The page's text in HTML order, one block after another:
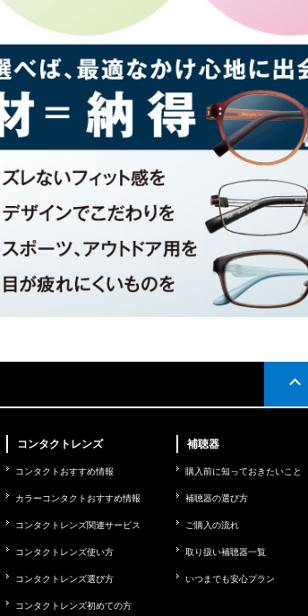
コンタクトレンズ
コンタクトおすすめ情報
カラーコンタクトおすすめ情報
コンタクトレンズ関連サービス
コンタクトレンズ使い方
コンタクトレンズ選び方
コンタクトレンズ初めての方
補聴器
購入前に知っておきたいこと
補聴器の選び方
ご購入の流れ
取り扱い補聴器一覧
いつまでも安心プラン